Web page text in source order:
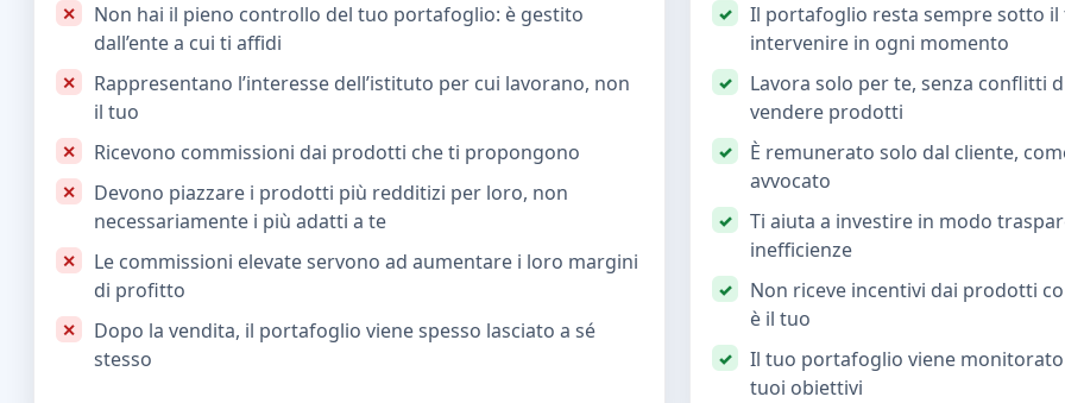
Non hai il pieno controllo del tuo portafoglio: è gestito
dall’ente a cui ti affidi
Rappresentano l’interesse dell’istituto per cui lavorano, non
il tuo
Ricevono commissioni dai prodotti che ti propongono
Devono piazzare i prodotti più redditizi per loro, non
necessariamente i più adatti a te
Le commissioni elevate servono ad aumentare i loro margini
di profitto
Dopo la vendita, il portafoglio viene spesso lasciato a sé
stesso
Il portafoglio resta sempre sotto
intervenire in ogni momento
Lavora solo per te, senza conflitti
vendere prodotti
È remunerato solo dal cliente,
avvocato
Ti aiuta a investire in modo
inefficienze
Non riceve incentivi dai prodotti
è il tuo
Il tuo portafoglio viene
tuoi obiettivi